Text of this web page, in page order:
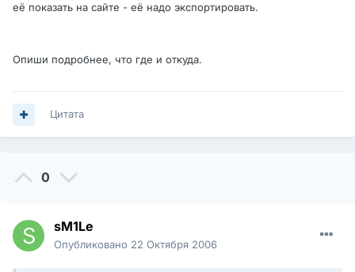
её показать на сайте - её надо экспортировать.
Опиши подробнее, что где и откуда.
Цитата
0
sM1Le
Опубликовано 22 Октября 2006